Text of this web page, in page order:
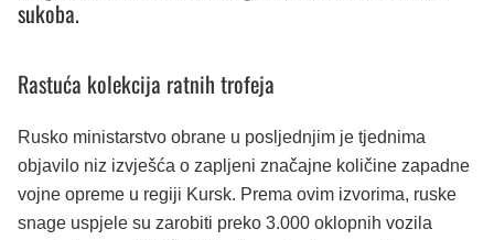
sukoba.
Rastuća kolekcija ratnih trofeja
Rusko ministarstvo obrane u posljednjim je tjednima
objavilo niz izvješća o zapljeni značajne količine zapadne
vojne opreme u regiji Kursk. Prema ovim izvorima, ruske
snage uspjele su zarobiti preko 3.000 oklopnih vozila